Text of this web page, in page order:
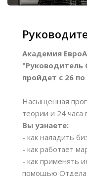
Академия
"Руководитель
пройдет с 26 по
Насыщенная
теории и 24 часа
Вы узнаете:
- как наладить
- как работает
- как применять
помощью Отдела